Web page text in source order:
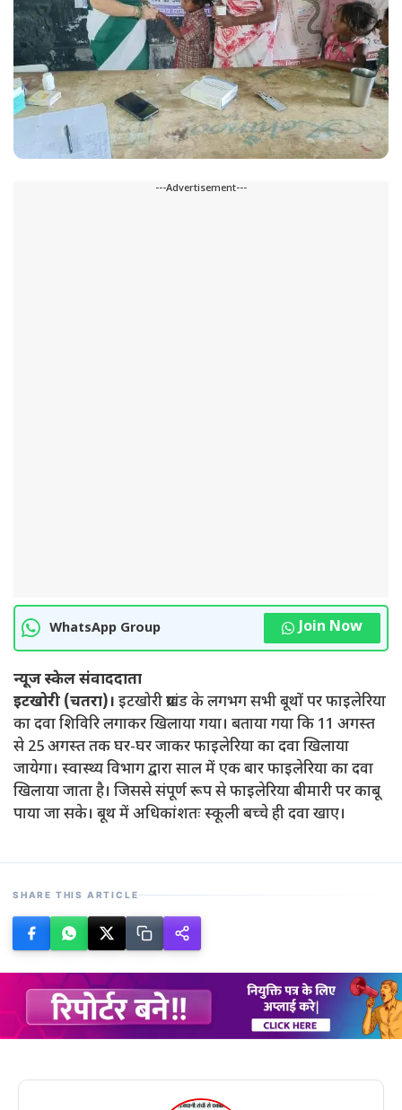
---Advertisement---
WhatsApp Group Join Now
न्यूज स्केल संवाददाता
इटखोरी (चतरा)। इटखोरी प्रखंड के लगभग सभी बूथों पर फाइलेरिया
का दवा शिविरि लगाकर खिलाया गया। बताया गया कि 11 अगस्त
से 25 अगस्त तक घर-घर जाकर फाइलेरिया का दवा खिलाया
जायेगा। स्वास्थ्य विभाग द्वारा साल में एक बार फाइलेरिया का दवा
खिलाया जाता है। जिससे संपूर्ण रूप से फाइलेरिया बीमारी पर काबू
पाया जा सके। बूथ में अधिकांशतः स्कूली बच्चे ही दवा खाए।
SHARE THIS ARTICLE